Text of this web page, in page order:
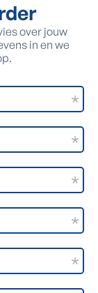
over jouw
in en we